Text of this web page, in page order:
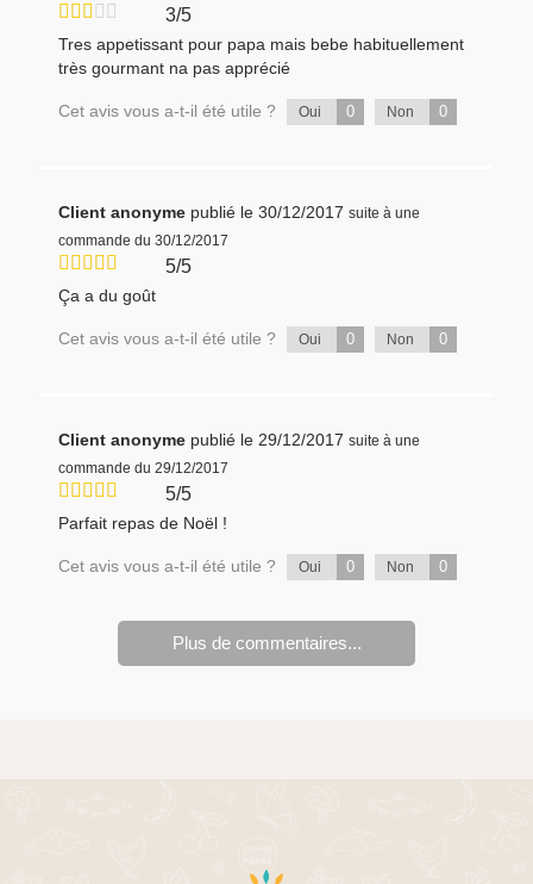
3/5
Tres appetissant pour papa mais bebe habituellement
très gourmant na pas apprécié
Cet avis vous a-t-il été utile ? Oui 0 Non 0
Client anonyme publié le 30/12/2017 suite à une
commande du 30/12/2017
5/5
Ça a du goût
Cet avis vous a-t-il été utile ? Oui 0 Non 0
Client anonyme publié le 29/12/2017 suite à une
commande du 29/12/2017
5/5
Parfait repas de Noël !
Cet avis vous a-t-il été utile ? Oui 0 Non 0
Plus de commentaires...